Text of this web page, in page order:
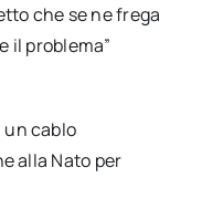
che se ne frega
il problema”
un cablo
alla Nato per